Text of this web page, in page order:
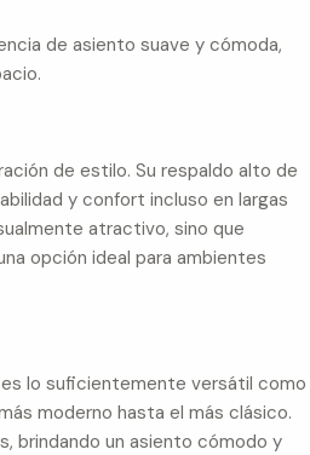
de asiento suave y cómoda,
de estilo. Su respaldo alto de
y confort incluso en largas
atractivo, sino que
opción ideal para ambientes
es lo suficientemente versátil como
moderno hasta el más clásico.
brindando un asiento cómodo y